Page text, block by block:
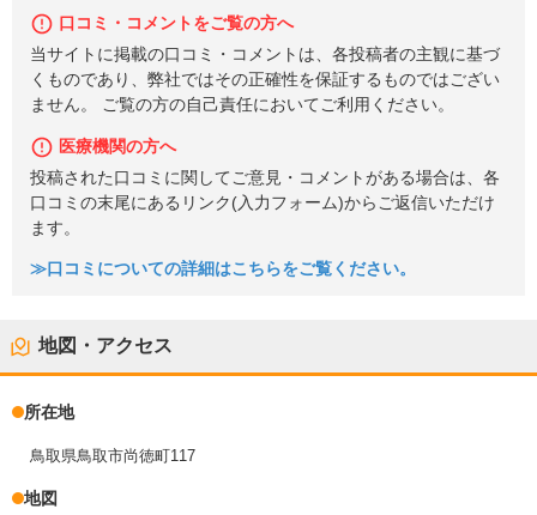
口コミ・コメントをご覧の方へ
当サイトに掲載の口コミ・コメントは、各投稿者の主観に基づ
くものであり、弊社ではその正確性を保証するものではござい
ません。 ご覧の方の自己責任においてご利用ください。
医療機関の方へ
投稿された口コミに関してご意見・コメントがある場合は、各
口コミの末尾にあるリンク(入力フォーム)からご返信いただけ
ます。
≫口コミについての詳細はこちらをご覧ください。
地図・アクセス
所在地
鳥取県鳥取市尚徳町117
地図